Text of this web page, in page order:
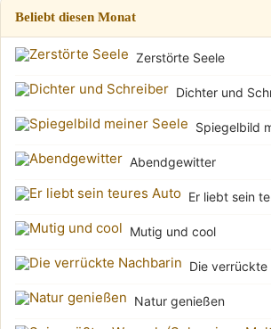
Beliebt diesen Monat
Zerstörte Seele
Dichter und
Spiegelbild
Abendgewitter
Er liebt sein
Mutig und cool
Die verrückte
Natur genießen